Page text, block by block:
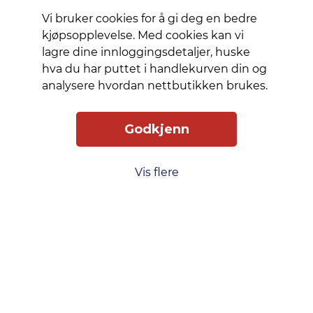
Vi bruker cookies for å gi deg en bedre
kjøpsopplevelse. Med cookies kan vi
lagre dine innloggingsdetaljer, huske
hva du har puttet i handlekurven din og
analysere hvordan nettbutikken brukes.
Godkjenn
Vis flereLevering